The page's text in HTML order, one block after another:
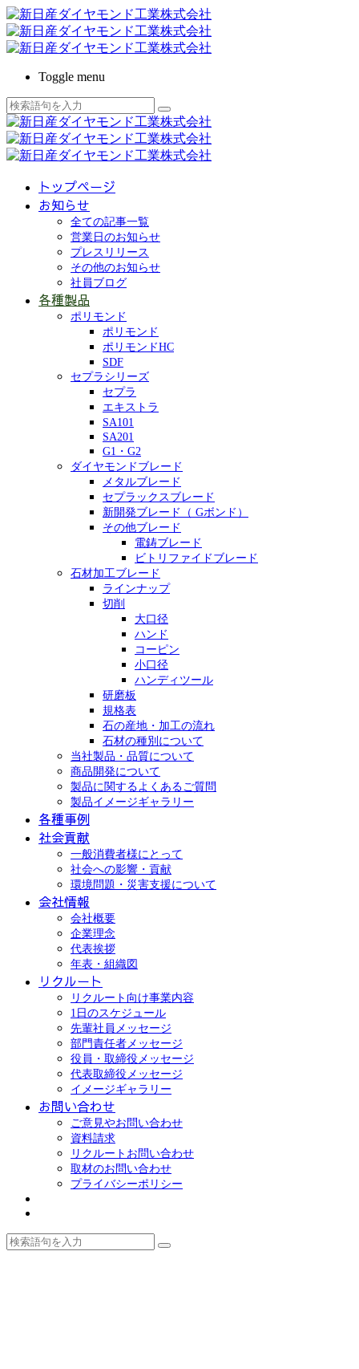
Toggle menu
トップページ
お知らせ
全ての記事一覧
営業日のお知らせ
プレスリリース
その他のお知らせ
社員ブログ
各種製品
ポリモンド
ポリモンド
ポリモンドHC
SDF
セプラシリーズ
セプラ
エキストラ
SA101
SA201
G1・G2
ダイヤモンドブレード
メタルブレード
セプラックスブレード
新開発ブレード（ Gボンド）
その他ブレード
電鋳ブレード
ビトリファイドブレード
石材加工ブレード
ラインナップ
切削
大口径
ハンド
コーピン
小口径
ハンディツール
研磨板
規格表
石の産地・加工の流れ
石材の種別について
当社製品・品質について
商品開発について
製品に関するよくあるご質問
製品イメージギャラリー
各種事例
社会貢献
一般消費者様にとって
社会への影響・貢献
環境問題・災害支援について
会社情報
会社概要
企業理念
代表挨拶
年表・組織図
リクルート
リクルート向け事業内容
1日のスケジュール
先輩社員メッセージ
部門責任者メッセージ
役員・取締役メッセージ
代表取締役メッセージ
イメージギャラリー
お問い合わせ
ご意見やお問い合わせ
資料請求
リクルートお問い合わせ
取材のお問い合わせ
プライバシーポリシー